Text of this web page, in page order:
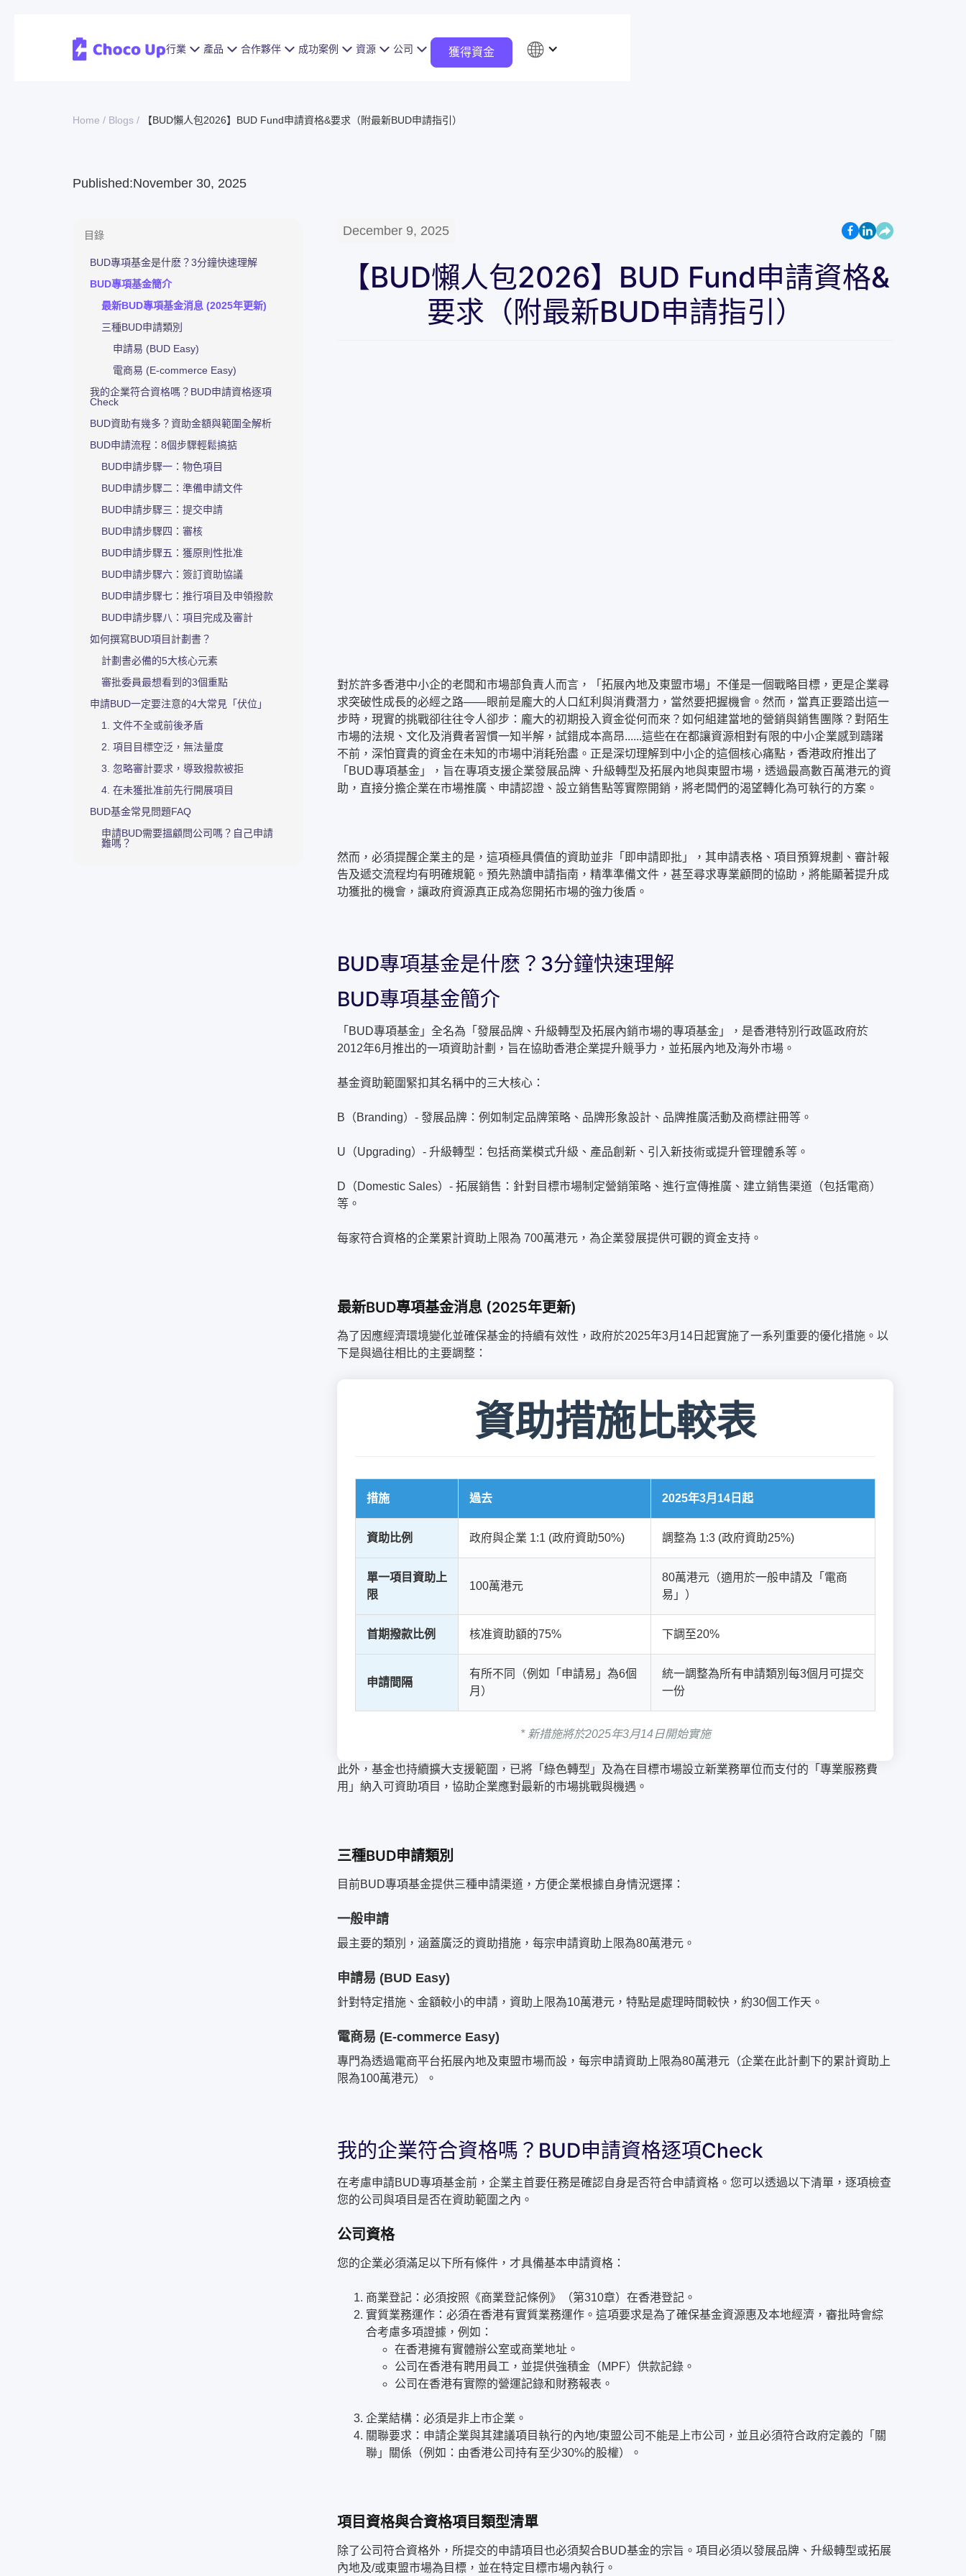
行業 產品 合作夥伴 成功案例 資源 公司 獲得資金
Home / Blogs / 【BUD懶人包2026】BUD Fund申請資格&要求（附最新BUD申請指引）
Published:November 30, 2025
目錄
BUD專項基金是什麽？3分鐘快速理解
BUD專項基金簡介
最新BUD專項基金消息 (2025年更新)
三種BUD申請類別
申請易 (BUD Easy)
電商易 (E-commerce Easy)
我的企業符合資格嗎？BUD申請資格逐項
Check
BUD資助有幾多？資助金額與範圍全解析
BUD申請流程：8個步驟輕鬆搞掂
BUD申請步驟一：物色項目
BUD申請步驟二：準備申請文件
BUD申請步驟三：提交申請
BUD申請步驟四：審核
BUD申請步驟五：獲原則性批准
BUD申請步驟六：簽訂資助協議
BUD申請步驟七：推行項目及申領撥款
BUD申請步驟八：項目完成及審計
如何撰寫BUD項目計劃書？
計劃書必備的5大核心元素
審批委員最想看到的3個重點
申請BUD一定要注意的4大常見「伏位」
1. 文件不全或前後矛盾
2. 項目目標空泛，無法量度
3. 忽略審計要求，導致撥款被拒
4. 在未獲批准前先行開展項目
BUD基金常見問題FAQ
申請BUD需要搵顧問公司嗎？自己申請
難嗎？
December 9, 2025
【BUD懶人包2026】BUD Fund申請資格&
要求（附最新BUD申請指引）
對於許多香港中小企的老闆和市場部負責人而言，「拓展內地及東盟市場」不僅是一個戰略目標，更是企業尋
求突破性成長的必經之路——眼前是龐大的人口紅利與消費潛力，當然要把握機會。然而，當真正要踏出這一
步時，現實的挑戰卻往往令人卻步：龐大的初期投入資金從何而來？如何組建當地的營銷與銷售團隊？對陌生
市場的法規、文化及消費者習慣一知半解，試錯成本高昂......這些在在都讓資源相對有限的中小企業感到躊躇
不前，深怕寶貴的資金在未知的市場中消耗殆盡。正是深切理解到中小企的這個核心痛點，香港政府推出了
「BUD專項基金」，旨在專項支援企業發展品牌、升級轉型及拓展內地與東盟市場，透過最高數百萬港元的資
助，直接分擔企業在市場推廣、申請認證、設立銷售點等實際開銷，將老闆們的渴望轉化為可執行的方案。
然而，必須提醒企業主的是，這項極具價值的資助並非「即申請即批」，其申請表格、項目預算規劃、審計報
告及遞交流程均有明確規範。預先熟讀申請指南，精準準備文件，甚至尋求專業顧問的協助，將能顯著提升成
功獲批的機會，讓政府資源真正成為您開拓市場的強力後盾。
BUD專項基金是什麽？3分鐘快速理解
BUD專項基金簡介
「BUD專項基金」全名為「發展品牌、升級轉型及拓展內銷市場的專項基金」，是香港特別行政區政府於
2012年6月推出的一項資助計劃，旨在協助香港企業提升競爭力，並拓展內地及海外市場。
基金資助範圍緊扣其名稱中的三大核心：
B（Branding）- 發展品牌：例如制定品牌策略、品牌形象設計、品牌推廣活動及商標註冊等。
U（Upgrading）- 升級轉型：包括商業模式升級、產品創新、引入新技術或提升管理體系等。
D（Domestic Sales）- 拓展銷售：針對目標市場制定營銷策略、進行宣傳推廣、建立銷售渠道（包括電商）
等。
每家符合資格的企業累計資助上限為 700萬港元，為企業發展提供可觀的資金支持。
最新BUD專項基金消息 (2025年更新)
為了因應經濟環境變化並確保基金的持續有效性，政府於2025年3月14日起實施了一系列重要的優化措施。以
下是與過往相比的主要調整：
資助措施比較表
措施 過去 2025年3月14日起
資助比例 政府與企業 1:1 (政府資助50%) 調整為 1:3 (政府資助25%)
單一項目資助上
限
100萬港元
80萬港元（適用於一般申請及「電商
易」）
首期撥款比例 核准資助額的75% 下調至20%
申請間隔
有所不同（例如「申請易」為6個
月）
統一調整為所有申請類別每3個月可提交
一份
* 新措施將於2025年3月14日開始實施
此外，基金也持續擴大支援範圍，已將「綠色轉型」及為在目標市場設立新業務單位而支付的「專業服務費
用」納入可資助項目，協助企業應對最新的市場挑戰與機遇。
三種BUD申請類別
目前BUD專項基金提供三種申請渠道，方便企業根據自身情況選擇：
一般申請
最主要的類別，涵蓋廣泛的資助措施，每宗申請資助上限為80萬港元。
申請易 (BUD Easy)
針對特定措施、金額較小的申請，資助上限為10萬港元，特點是處理時間較快，約30個工作天。
電商易 (E-commerce Easy)
專門為透過電商平台拓展內地及東盟市場而設，每宗申請資助上限為80萬港元（企業在此計劃下的累計資助上
限為100萬港元）。
我的企業符合資格嗎？BUD申請資格逐項Check
在考慮申請BUD專項基金前，企業主首要任務是確認自身是否符合申請資格。您可以透過以下清單，逐項檢查
您的公司與項目是否在資助範圍之內。
公司資格
您的企業必須滿足以下所有條件，才具備基本申請資格：
商業登記：必須按照《商業登記條例》（第310章）在香港登記。
實質業務運作：必須在香港有實質業務運作。這項要求是為了確保基金資源惠及本地經濟，審批時會綜
合考慮多項證據，例如：
在香港擁有實體辦公室或商業地址。
公司在香港有聘用員工，並提供強積金（MPF）供款記錄。
公司在香港有實際的營運記錄和財務報表。
企業結構：必須是非上市企業。
關聯要求：申請企業與其建議項目執行的內地/東盟公司不能是上市公司，並且必須符合政府定義的「關
聯」關係（例如：由香港公司持有至少30%的股權）。
項目資格與合資格項目類型清單
除了公司符合資格外，所提交的申請項目也必須契合BUD基金的宗旨。項目必須以發展品牌、升級轉型或拓展
內地及/或東盟市場為目標，並在特定目標市場內執行。